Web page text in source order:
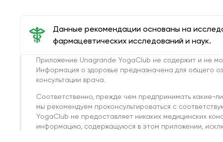
Данные рекомендации основаны на
фармацевтических исследований и наук.
Приложение Unagrande YogaClub не содержит и не
Информация о здоровье предназначена для общего
консультации врача.
Соответственно, прежде чем предпринимать какие-
мы рекомендуем проконсультироваться с
YogaClub не предоставляет никаких медицинских
информацию, содержащуюся в этом приложении,